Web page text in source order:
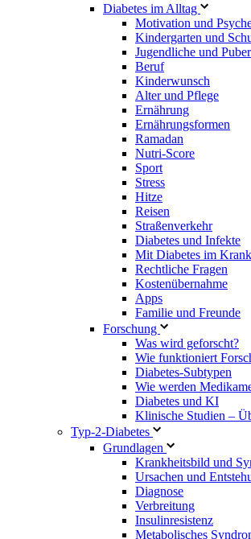
Diabetes im Alltag
Motivation und
Kindergarten und
Jugendliche und
Beruf
Kinderwunsch
Alter und Pflege
Ernährung
Ernährungsformen
Ramadan
Nutri-Score
Sport
Stress
Hitze
Reisen
Straßenverkehr
Diabetes und Infekte
Mit Diabetes im
Rechtliche Fragen
Kostenübernahme
Apps
Familie und Freunde
Forschung
Was wird geforscht?
Wie funktioniert
Diabetes-Subtypen
Wie werden
Diabetes und KI
Klinische Studien –
Typ-2-Diabetes
Grundlagen
Krankheitsbild und
Ursachen und
Diagnose
Verbreitung
Insulinresistenz
Metabolisches